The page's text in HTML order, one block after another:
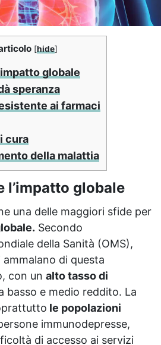
[hide]
globale
speranza
ai farmaci
cura
della malattia
l’impatto globale
una delle maggiori sfide per
Secondo
della Sanità (OMS),
di questa
con un alto tasso di
basso e medio reddito. La
le popolazioni
immunodepresse,
di accesso ai servizi